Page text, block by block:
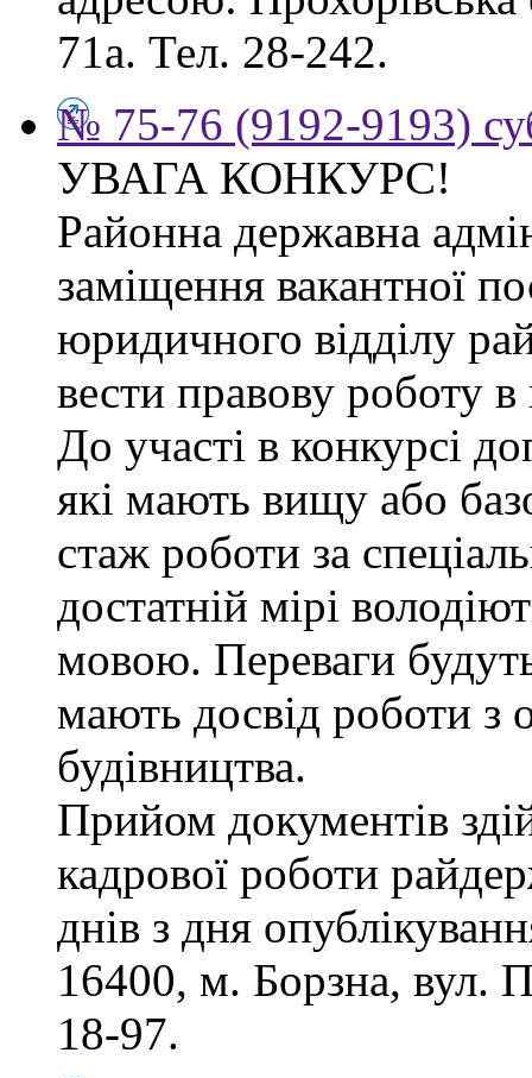
71а. Тел. 28-242.
№ 75-76 (9192-9193)
УВАГА КОНКУРС!
Районна державна
заміщення вакантної
юридичного відділу
вести правову роботу в
До участі в конкурсі
які мають вищу або
стаж роботи за
достатній мірі
мовою. Переваги
мають досвід роботи з
будівництва.
Прийом документів
кадрової роботи
днів з дня
16400, м. Борзна, вул.
18-97.